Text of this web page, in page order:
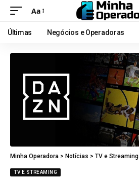
Aa
Últimas Negócios e Operadoras
Minha Operadora > Notícias > TV e Streaming
TV E STREAMING